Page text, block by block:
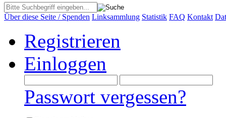
Über diese Seite / Spenden Linksammlung Statistik FAQ Kontakt
Registrieren
Einloggen
Passwort vergessen?